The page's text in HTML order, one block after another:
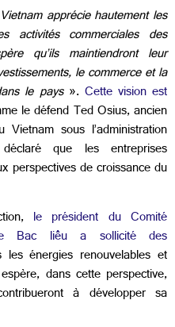
apprécie hautement les
activités commerciales des
qu’ils maintiendront leur
le commerce et la
le pays». Cette vision est
le défend Ted Osius, ancien
sous l’administration
que les entreprises
perspectives de croissance du
le président du Comité
Bac liêu a sollicité des
énergies renouvelables et
dans cette perspective,
à développer sa